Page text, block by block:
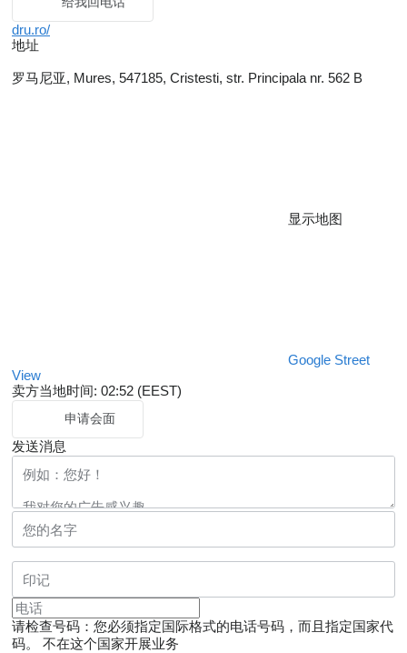
dru.ro/
地址
罗马尼亚, Mures, 547185, Cristesti, str. Principala nr. 562 B
显示地图
Google Street
View
卖方当地时间: 02:52 (EEST)
申请会面
发送消息
请检查号码：您必须指定国际格式的电话号码，而且指定国家代
码。
不在这个国家开展业务